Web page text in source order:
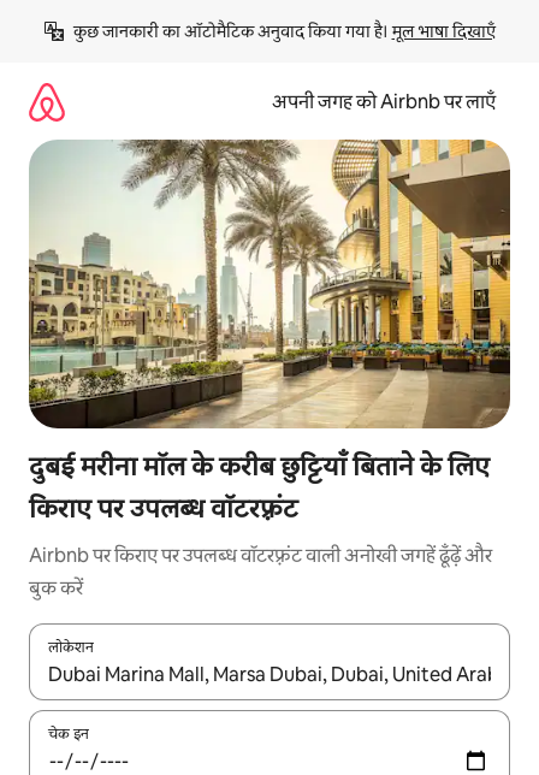
छोड़कर
कॉन्टेंट
कुछ जानकारी का ऑटोमैटिक अनुवाद किया गया है। मूल भाषा दिखाएँ
अपनी जगह को Airbnb पर लाएँ
दुबई मरीना मॉल के करीब छुट्टियाँ बिताने के लिए
किराए पर उपलब्ध वॉटरफ़्रंट
Airbnb पर किराए पर उपलब्ध वॉटरफ़्रंट वाली अनोखी जगहें ढूँढ़ें और
बुक करें
लोकेशन
नतीजों के उपलब्ध होने पर, अप और डाउन 'ऐरो की' का इस्तेमाल करके नेविगेट
चेक इन